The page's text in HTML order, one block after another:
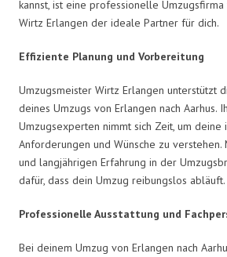
kannst, ist eine professionelle
Wirtz Erlangen der ideale Partner für dich.
Effiziente Planung und Vorbereitung
Umzugsmeister Wirtz Erlangen unterstützt
deines Umzugs von Erlangen nach Aarhus.
Umzugsexperten nimmt sich Zeit, um deine
Anforderungen und Wünsche zu verstehen.
und langjährigen Erfahrung in der
dafür, dass dein Umzug reibungslos abläuft.
Professionelle Ausstattung und
Bei deinem Umzug von Erlangen nach